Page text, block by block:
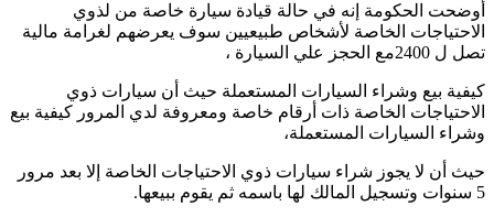
أوضحت الحكومة إنه في حالة قيادة سيارة خاصة من لذوي
الاحتياجات الخاصة لأشخاص طبيعيين سوف يعرضهم لغرامة مالية
تصل ل 2400مع الحجز علي السيارة ،
كيفية بيع وشراء السيارات المستعملة حيث أن سيارات ذوي
الاحتياجات الخاصة ذات أرقام خاصة ومعروفة لدي المرور كيفية بيع
وشراء السيارات المستعملة،
حيث أن لا يجوز شراء سيارات ذوي الاحتياجات الخاصة إلا بعد مرور
5 سنوات وتسجيل المالك لها باسمه ثم يقوم ببيعها.